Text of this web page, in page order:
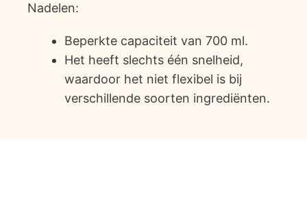
Nadelen:
Beperkte capaciteit van 700 ml.
Het heeft slechts één snelheid,
waardoor het niet flexibel is bij
verschillende soorten ingrediënten.